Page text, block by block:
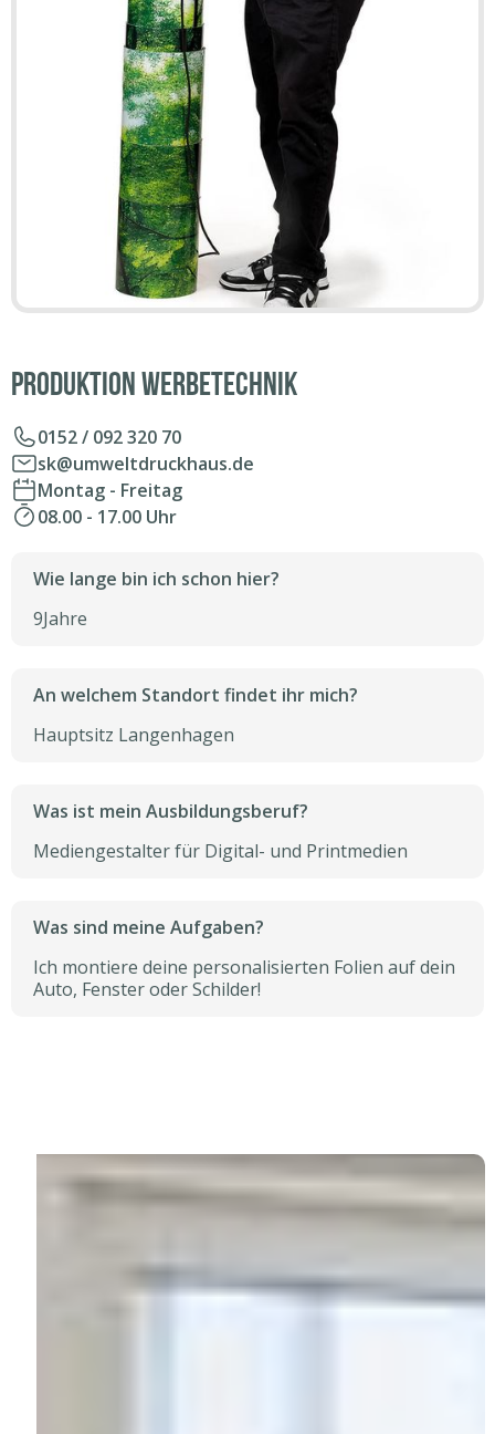
Produktion Werbetechnik
0152 / 092 320 70
sk@umweltdruckhaus.de
Montag - Freitag
08.00 - 17.00 Uhr
Wie lange bin ich schon hier?
9Jahre
An welchem Standort findet ihr mich?
Hauptsitz Langenhagen
Was ist mein Ausbildungsberuf?
Mediengestalter für Digital- und Printmedien
Was sind meine Aufgaben?
Ich montiere deine personalisierten Folien auf dein
Auto, Fenster oder Schilder!